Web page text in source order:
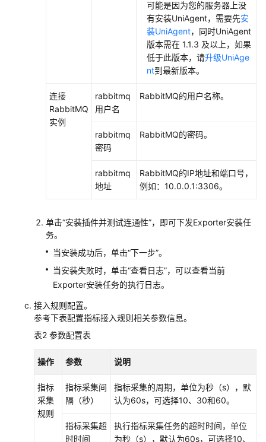
（吉
域）
户
指
南
布
比
区
域）
可能是因为您的服务器上没
有安装UniAgent，需要先安
装UniAgent，同时UniAgent
版本需在 1.1.3 及以上，如果
低于此版本，请升级UniAge
nt到最新版本。
连接
RabbitMQ
实例
rabbitmq
用户名
RabbitMQ的用户名称。
rabbitmq
密码
RabbitMQ的密码。
rabbitmq
地址
RabbitMQ的IP地址和端口号，
例如：10.0.0.1:3306。
单击“安装插件并测试连通性”，即可下发Exporter安装任
务。
当安装成功后，单击“下一步”。
当安装失败时，单击“查看日志”，可以查看当前
Exporter安装任务的执行日志。
接入规则配置。
参考下表配置指标接入规则相关参数信息。
表2 参数配置表
操作 参数 说明
指标
采集
规则
指标采集间
隔（秒）
指标采集的周期，单位为秒（s），默
认为60s，可选择10、30和60。
指标采集超
时时间
执行指标采集任务的超时时间，单位
为秒（s），默认为60s，可选择10、